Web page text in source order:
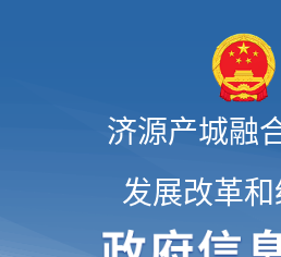
济源产城融
发展改革